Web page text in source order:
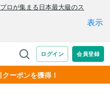
ーポンを獲得！